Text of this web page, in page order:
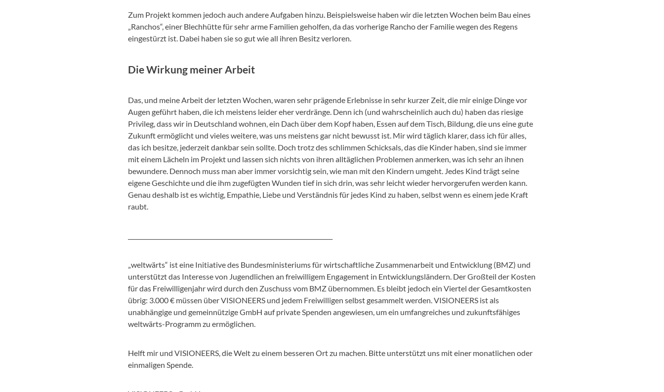
Zum Projekt kommen jedoch auch andere Aufgaben hinzu. Beispielsweise haben wir die letzten Wochen beim Bau eines
„Ranchos“, einer Blechhütte für sehr arme Familien geholfen, da das vorherige Rancho der Familie wegen des Regens
eingestürzt ist. Dabei haben sie so gut wie all ihren Besitz verloren.
Die Wirkung meiner Arbeit
Das, und meine Arbeit der letzten Wochen, waren sehr prägende Erlebnisse in sehr kurzer Zeit, die mir einige Dinge vor
Augen geführt haben, die ich meistens leider eher verdränge. Denn ich (und wahrscheinlich auch du) haben das riesige
Privileg, dass wir in Deutschland wohnen, ein Dach über dem Kopf haben, Essen auf dem Tisch, Bildung, die uns eine gute
Zukunft ermöglicht und vieles weitere, was uns meistens gar nicht bewusst ist. Mir wird täglich klarer, dass ich für alles,
das ich besitze, jederzeit dankbar sein sollte. Doch trotz des schlimmen Schicksals, das die Kinder haben, sind sie immer
mit einem Lächeln im Projekt und lassen sich nichts von ihren alltäglichen Problemen anmerken, was ich sehr an ihnen
bewundere. Dennoch muss man aber immer vorsichtig sein, wie man mit den Kindern umgeht. Jedes Kind trägt seine
eigene Geschichte und die ihm zugefügten Wunden tief in sich drin, was sehr leicht wieder hervorgerufen werden kann.
Genau deshalb ist es wichtig, Empathie, Liebe und Verständnis für jedes Kind zu haben, selbst wenn es einem jede Kraft
raubt.
„weltwärts“ ist eine Initiative des Bundesministeriums für wirtschaftliche Zusammenarbeit und Entwicklung (BMZ) und
unterstützt das Interesse von Jugendlichen an freiwilligem Engagement in Entwicklungsländern. Der Großteil der Kosten
für das Freiwilligenjahr wird durch den Zuschuss vom BMZ übernommen. Es bleibt jedoch ein Viertel der Gesamtkosten
übrig: 3.000 € müssen über VISIONEERS und jedem Freiwilligen selbst gesammelt werden. VISIONEERS ist als
unabhängige und gemeinnützige GmbH auf private Spenden angewiesen, um ein umfangreiches und zukunftsfähiges
weltwärts-Programm zu ermöglichen.
Helft mir und VISIONEERS, die Welt zu einem besseren Ort zu machen. Bitte unterstützt uns mit einer monatlichen oder
einmaligen Spende.